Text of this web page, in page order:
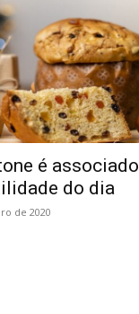
é associado
do dia
de 2020